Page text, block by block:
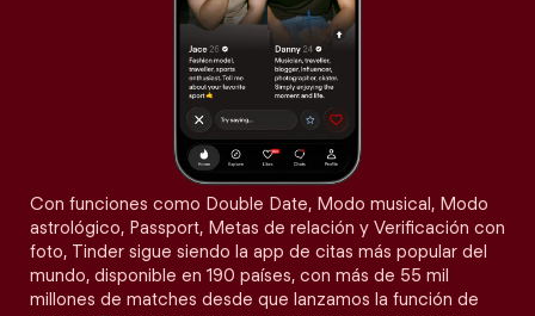
Con funciones como Double Date, Modo musical, Modo
astrológico, Passport, Metas de relación y Verificación con
foto, Tinder sigue siendo la app de citas más popular del
mundo, disponible en 190 países, con más de 55 mil
millones de matches desde que lanzamos la función de